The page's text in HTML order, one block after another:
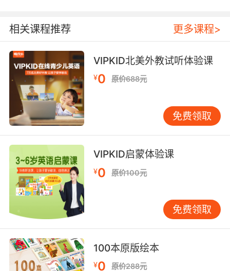
更好地提升英语水平。
vipkid效果怎么样好吗第二点
利用AI+大数据进行赋能教学，为孩子的英语形成
全场景的闭环。教——智能师生匹配系统、教师
能力图谱、智能备课系统，学——个性规划的学
习内容和智能学习路径，评——学习报告反馈以
及课堂行为检测，测——自适应练习体系、机测/
试听课自己第三方评测，练——语音练习以及能
量石激励计划。这样的闭环可以让孩子的学习效
率得到有效的提升，学习效果自然会更好。
vipkid效果怎么样好吗第三点
vipkid少儿英语培训机构采用浸入式教学打造类
相关课程推荐 更多课程>
VIPKID北美外教试听体验课
¥0 原价688元
免费领取
VIPKID启蒙体验课
¥0 原价100元
免费领取
100本原版绘本
¥0 原价288元